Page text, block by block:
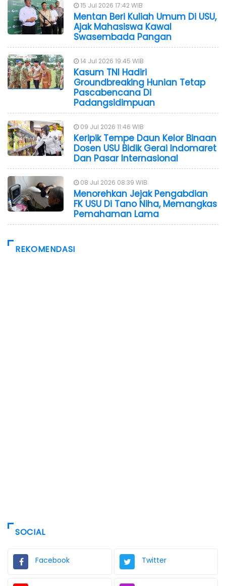
15 Jul 2026 17:42 WIB
Mentan Beri Kuliah Umum Di USU,
Ajak Mahasiswa Kawal
Swasembada Pangan
14 Jul 2026 19:45 WIB
Kasum TNI Hadiri
Groundbreaking Hunian Tetap
Pascabencana Di
Padangsidimpuan
09 Jul 2026 11:46 WIB
Keripik Tempe Daun Kelor Binaan
Dosen USU Bidik Gerai Indomaret
Dan Pasar Internasional
08 Jul 2026 08:39 WIB
Menorehkan Jejak Pengabdian
FK USU Di Tano Niha, Memangkas
Pemahaman Lama
REKOMENDASI
SOCIAL
Facebook Twitter